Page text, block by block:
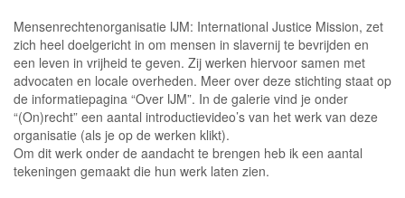
Mensenrechtenorganisatie IJM: International Justice Mission, zet
zich heel doelgericht in om mensen in slavernij te bevrijden en
een leven in vrijheid te geven. Zij werken hiervoor samen met
advocaten en locale overheden. Meer over deze stichting staat op
de informatiepagina “Over IJM”. In de galerie vind je onder
“(On)recht” een aantal introductievideo’s van het werk van deze
organisatie (als je op de werken klikt).
Om dit werk onder de aandacht te brengen heb ik een aantal
tekeningen gemaakt die hun werk laten zien.